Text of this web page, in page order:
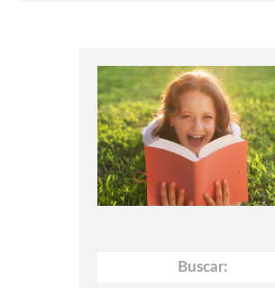
Buscar: